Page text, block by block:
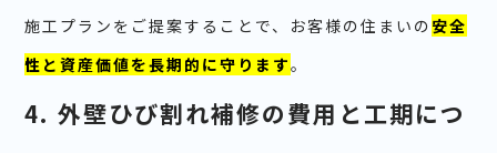
施工プランをご提案することで、お客様の住まいの 安全
性と資産価値を長期的に守ります。
4. 外壁ひび割れ補修の費用と工期につ